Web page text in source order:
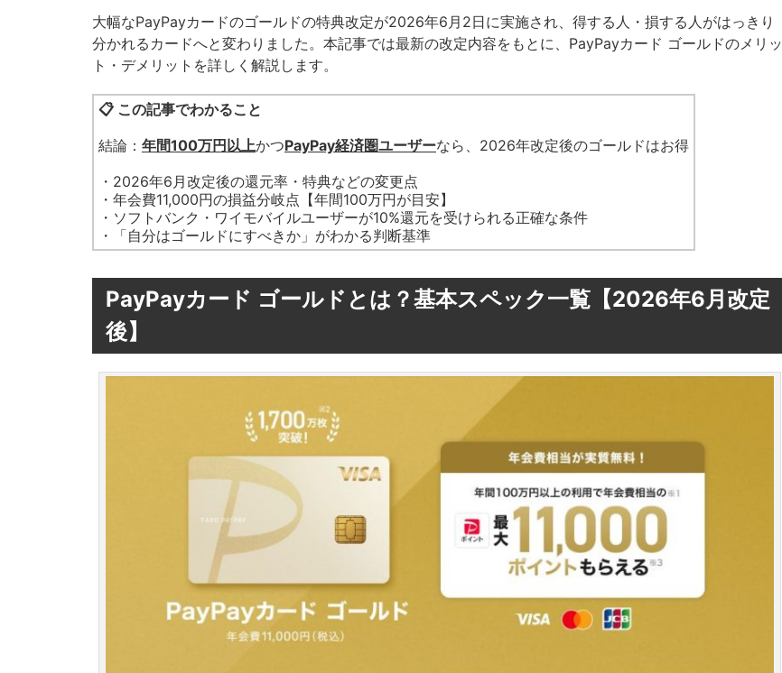
大幅なPayPayカードのゴールドの特典改定が2026年6月2日に実施され、得する人・損する人がはっきり
分かれるカードへと変わりました。本記事では最新の改定内容をもとに、PayPayカード ゴールドのメリッ
ト・デメリットを詳しく解説します。
📋 この記事でわかること
結論： 年間100万円以上かつPayPay経済圏ユーザーなら、2026年改定後のゴールドはお得
・2026年6月改定後の還元率・特典などの変更点
・年会費11,000円の損益分岐点【年間100万円が目安】
・ソフトバンク・ワイモバイルユーザーが10%還元を受けられる正確な条件
・「自分はゴールドにすべきか」がわかる判断基準
PayPayカード ゴールドとは？基本スペック一覧【2026年6月改定
後】